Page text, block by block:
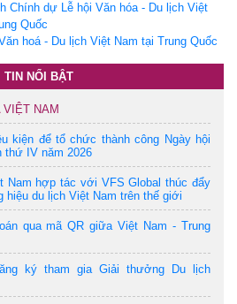
Chính dự Lễ hội Văn hóa - Du lịch Việt
Quốc
hoá - Du lịch Việt Nam tại Trung Quốc
TIN NỔI BẬT
VIỆT NAM
kiện để tổ chức thành công Ngày hội
thứ IV năm 2026
Nam hợp tác với VFS Global thúc đẩy
hiệu du lịch Việt Nam trên thế giới
qua mã QR giữa Việt Nam - Trung
ký tham gia Giải thưởng Du lịch